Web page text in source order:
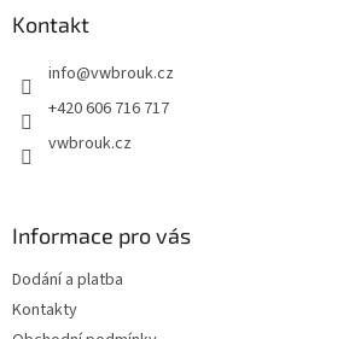
Kontakt
info@vwbrouk.cz
+420 606 716 717
vwbrouk.cz
Informace pro vás
Dodání a platba
Kontakty